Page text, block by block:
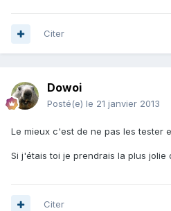
Citer
Dowoi
Posté(e) le 21 janvier 2013
Le mieux c'est de ne pas les tester
Si j'étais toi je prendrais la plus jolie
Citer